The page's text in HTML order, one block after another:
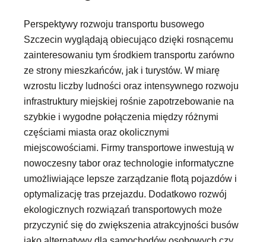
Perspektywy rozwoju transportu busowego
Szczecin wyglądają obiecująco dzięki rosnącemu
zainteresowaniu tym środkiem transportu zarówno
ze strony mieszkańców, jak i turystów. W miarę
wzrostu liczby ludności oraz intensywnego rozwoju
infrastruktury miejskiej rośnie zapotrzebowanie na
szybkie i wygodne połączenia między różnymi
częściami miasta oraz okolicznymi
miejscowościami. Firmy transportowe inwestują w
nowoczesny tabor oraz technologie informatyczne
umożliwiające lepsze zarządzanie flotą pojazdów i
optymalizację tras przejazdu. Dodatkowo rozwój
ekologicznych rozwiązań transportowych może
przyczynić się do zwiększenia atrakcyjności busów